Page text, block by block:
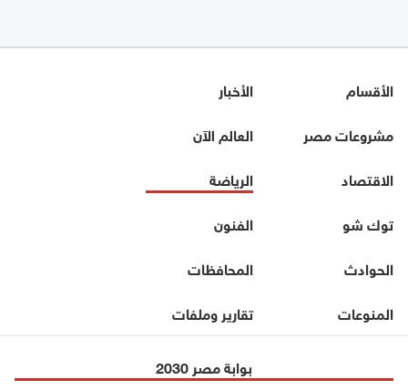
الأقسام
الأخبار
مشروعات مصر
العالم الآن
الاقتصاد
الرياضة
توك شو
الفنون
الحوادث
المحافظات
المنوعات
تقارير وملفات
بوابة مصر 2030